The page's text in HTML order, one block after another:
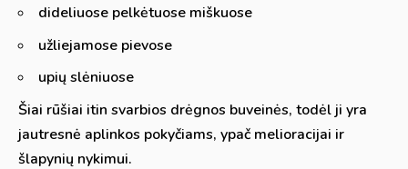
dideliuose pelkėtuose miškuose
užliejamose pievose
upių slėniuose
Šiai rūšiai itin svarbios drėgnos buveinės, todėl ji yra
jautresnė aplinkos pokyčiams, ypač melioracijai ir
šlapynių nykimui.